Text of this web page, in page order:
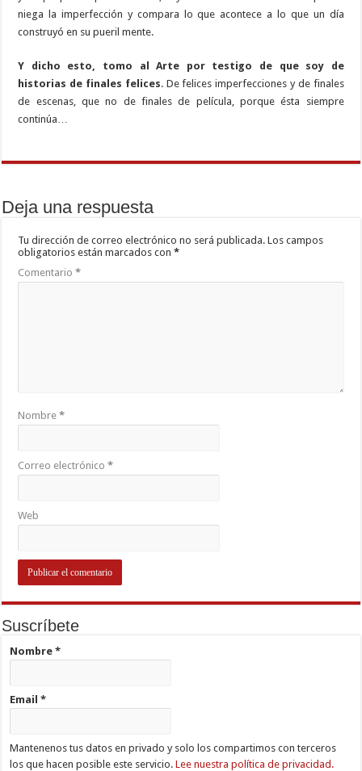
niega la imperfección y compara lo que acontece a lo que un día
construyó en su pueril mente.
Y dicho esto, tomo al Arte por testigo de que soy de
historias de finales felices. De felices imperfecciones y de finales
de escenas, que no de finales de película, porque ésta siempre
continúa…
Deja una respuesta
Tu dirección de correo electrónico no será publicada. Los campos
obligatorios están marcados con*
Comentario*
Nombre*
Correo electrónico*
Web
Suscríbete
Nombre*
Email*
Mantenenos tus datos en privado y solo los compartimos con terceros
los que hacen posible este servicio.Lee nuestra política de privacidad.